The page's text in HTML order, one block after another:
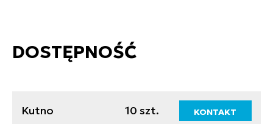
DOSTĘPNOŚĆ
Kutno 10 szt. KONTAKT